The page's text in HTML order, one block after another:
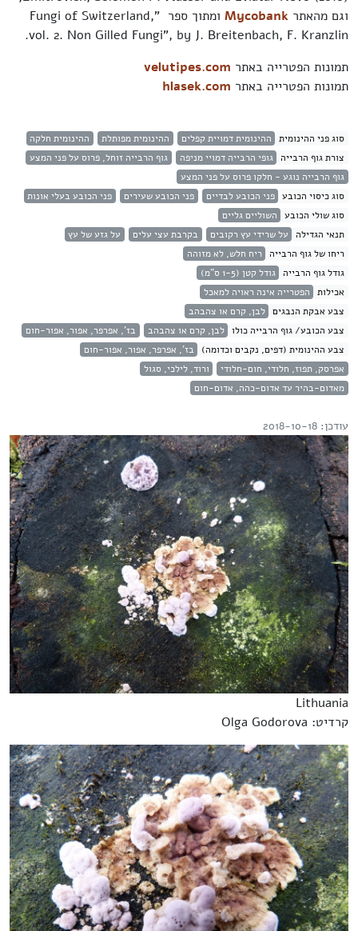
וגם מהאתרMycobank
ומתוך ספר "Fungi of Switzerland,
vol. 2. Non Gilled Fungi", by J. Breitenbach, F. Kranzlin.
תמונות הפטרייה באתרvelutipes.com
תמונות הפטרייה באתרhlasek.com
סוג פני ההינומית ההינומית דמויית קפלים ההינומית מפותלת
ההינומית חלקה
צורת גוף הרבייה גופי הרבייה דמויי מניפה
גוף הרבייה זוחל, פרוס על פני המצע
גוף הרבייה נוגע - חלקו פרוס על פני המצע
סוג כיסוי הכובע פני הכובע לבדיים פני הכובע שעירים
פני הכובע בעלי אונות
סוג שולי הכובע השוליים גליים
תנאי הגדילה על שרידי עץ רקובים בקרבת עצי עלים
על גזע של עץ
ריחו של גוף הרבייה ריח חלש, לא מזוהה
גודל גוף הרבייה גודל קטן (1-5 ס"מ)
אכילות הפטרייה אינה ראויה למאכל
צבע אבקת הנבגים לבן, קרם או צהבהב
צבע הכובע/ גוף הרבייה כולו לבן, קרם או צהבהב
בז', אפרפר, אפור, אפור-חום
צבע ההינומית (דפים, נקבים וכדומה) בז', אפרפר, אפור, אפור-חום
אפרסק, תפוז, חלודי, חום-חלודי
ורוד, לילכי, סגול
מאדום-בהיר עד אדום-כהה, אדום-חום
עודכן: 2018-10-18
Lithuania
קרדיט: Olga Godorova